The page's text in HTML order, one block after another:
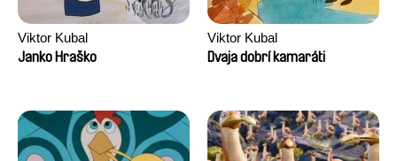
Viktor Kubal
Janko Hraško
Viktor Kubal
Dvaja dobrí kamaráti